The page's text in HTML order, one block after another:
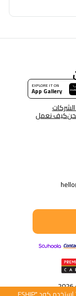
EXPLORE IT ON
App Gallery
كيف نعمل